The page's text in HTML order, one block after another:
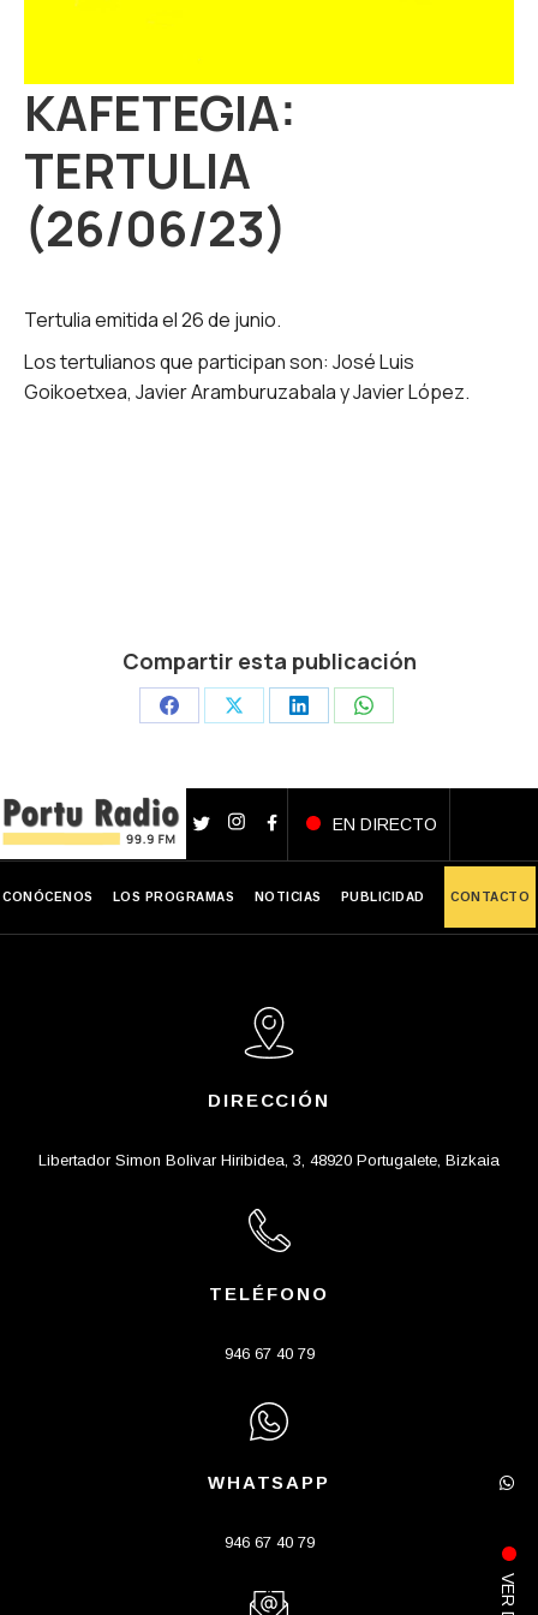
KAFETEGIA:
TERTULIA
(26/06/23)
Tertulia emitida el 26 de junio.
Los tertulianos que participan son: José Luis
Goikoetxea, Javier Aramburuzabala y Javier López.
Compartir esta publicación
Share
Facebook
Share
X
Share
LinkedIn
Share
WhatsApp
EN DIRECTO
CONÓCENOS LOS PROGRAMAS NOTICIAS PUBLICIDAD CONTACTO
DIRECCIÓN
Libertador Simon Bolivar Hiribidea, 3, 48920 Portugalete, Bizkaia
TELÉFONO
946 67 40 79
WHATSAPP
946 67 40 79